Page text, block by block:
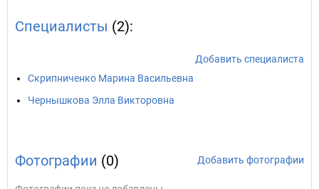
Специалисты (2):
Добавить специалиста
Скрипниченко Марина Васильевна
Чернышкова Элла Викторовна
Фотографии (0) Добавить фотографии